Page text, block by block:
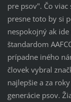
pre psov". Čo
presne toto by si
nespokojný ak
štandardom
prípadne iného
človek vybral
najlepšie a za
generácie psov.